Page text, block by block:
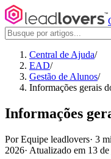
Central de Ajuda/
EAD/
Gestão de Alunos/
Informações gerais
Informações
Por Equipe leadlovers· 3
2026· Atualizado em 13